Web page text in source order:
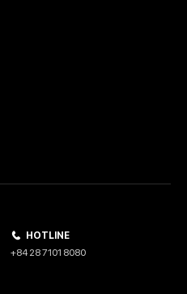
HOTLINE
+84 28 7101 8080